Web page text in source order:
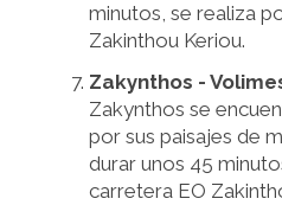
minutos, se realiza
Zakinthou Keriou.
Zakynthos -
Zakynthos se
por sus paisajes de
durar unos 45
carretera EO